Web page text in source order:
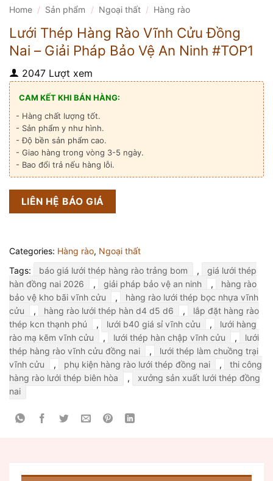
Home / Sản phẩm / Ngoại thất / Hàng rào
Lưới Thép Hàng Rào Vĩnh Cửu Đồng
Nai – Giải Pháp Bảo Vệ An Ninh #TOP1
2047 Lượt xem
CAM KẾT KHI BÁN HÀNG:
- Hàng chất lượng tốt.
- Sản phẩm y như hình.
- Độ bền sản phẩm cao.
- Giao hàng trong vòng 3-5 ngày.
- Bao đổi trả nếu hàng lỗi.
LIÊN HỆ BÁO GIÁ
Categories: Hàng rào, Ngoại thất
Tags:
báo giá lưới thép hàng rào trảng bom ,
giá lưới thép
hàn đồng nai 2026
, giải pháp bảo vệ an ninh ,
hàng rào
bảo vệ kho bãi vĩnh cửu
,
hàng rào lưới thép bọc nhựa vĩnh
cửu
, hàng rào lưới thép hàn d4 d5 d6 ,
lắp đặt hàng rào
thép kcn thạnh phú
, lưới b40 giá sỉ vĩnh cửu ,
lưới hàng
rào mạ kẽm vĩnh cửu
, lưới thép hàn chập vĩnh cửu ,
lưới
thép hàng rào vĩnh cửu đồng nai
,
lưới thép làm chuồng trại
vĩnh cửu
, phụ kiện hàng rào lưới thép đồng nai ,
thi công
hàng rào lưới thép biên hòa
,
xưởng sản xuất lưới thép đồng
nai